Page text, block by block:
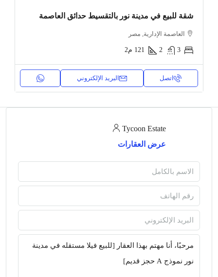
شقة للبيع في مدينة نور بالتقسيط حدائق العاصمة
العاصمة الإدارية, مصر
3
2
121 م2
اتصل البريد الإلكتروني
Tycoon Estate
عرض العقارات